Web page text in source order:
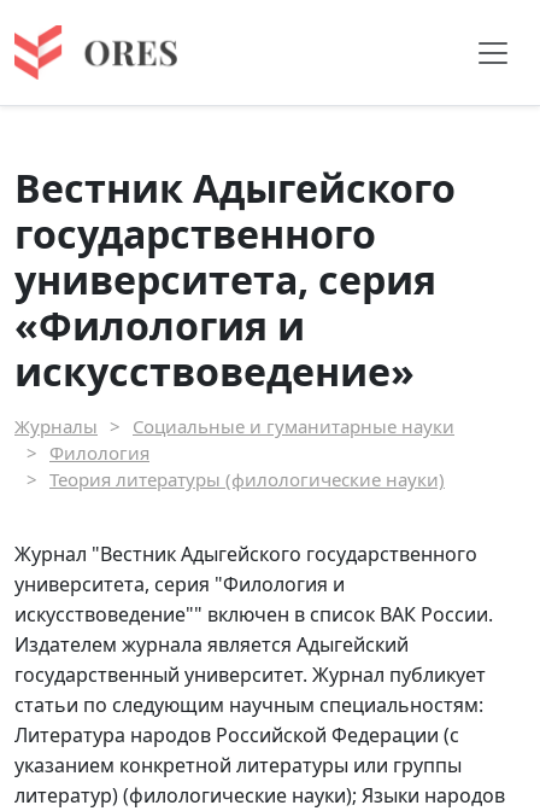
Вестник Адыгейского
государственного
университета, серия
«Филология и
искусствоведение»
Журналы
Социальные и гуманитарные науки
Филология
Теория литературы (филологические науки)
Журнал "Вестник Адыгейского государственного
университета, серия "Филология и
искусствоведение"" включен в список ВАК России.
Издателем журнала является Адыгейский
государственный университет. Журнал публикует
статьи по следующим научным специальностям:
Литература народов Российской Федерации (с
указанием конкретной литературы или группы
литератур) (филологические науки); Языки народов